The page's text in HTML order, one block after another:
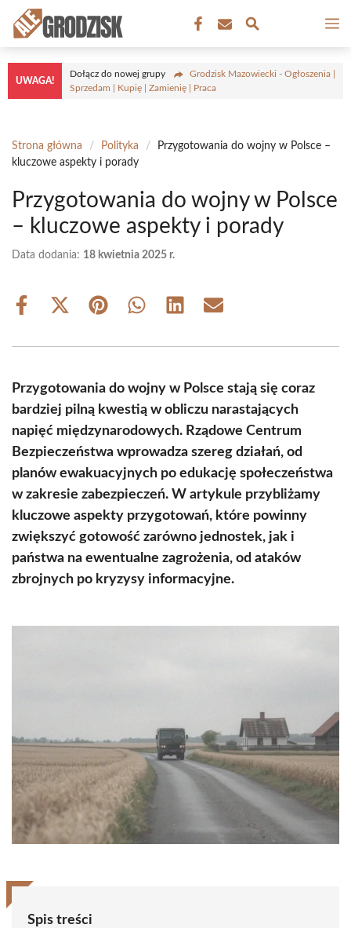
Przejdź
treści
UWAGA!
Dołącz do nowej grupy
Grodzisk Mazowiecki - Ogłoszenia |
Sprzedam | Kupię | Zamienię | Praca
Strona główna / Polityka /
Przygotowania do wojny w Polsce –
kluczowe aspekty i porady
Przygotowania do wojny w Polsce
– kluczowe aspekty i porady
Data dodania: 18 kwietnia 2025 r.
Share
Share
(Twitter)
Share Share Share Share
Przygotowania do wojny w Polsce stają się coraz
bardziej pilną kwestią w obliczu narastających
napięć międzynarodowych. Rządowe Centrum
Bezpieczeństwa wprowadza szereg działań, od
planów ewakuacyjnych po edukację społeczeństwa
w zakresie zabezpieczeń. W artykule przybliżamy
kluczowe aspekty przygotowań, które powinny
zwiększyć gotowość zarówno jednostek, jak i
państwa na ewentualne zagrożenia, od ataków
zbrojnych po kryzysy informacyjne.
Spis treści